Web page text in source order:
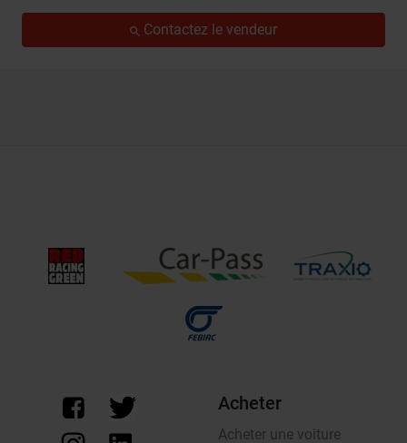
Contactez le vendeur
Acheter
Acheter une voiture